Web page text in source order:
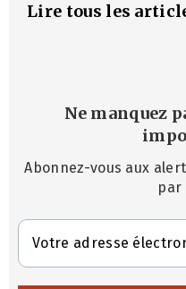
Lire tous les
Ne manquez
Abonnez-vous aux
par